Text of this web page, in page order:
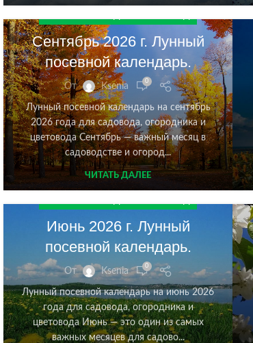
Сентябрь 2026 г. Лунный
посевной календарь.
От Ksenia 0
Лунный посевной календарь на сентябрь
2026 года для садовода, огородника и
цветовода Сентябрь — важный месяц в
садоводстве и огород...
ЧИТАТЬ ДАЛЕЕ
Июнь 2026 г. Лунный
посевной календарь.
От Ksenia 0
Лунный посевной календарь на июнь 2026
года для садовода, огородника и
цветовода Июнь — это один из самых
важных месяцев для садово...